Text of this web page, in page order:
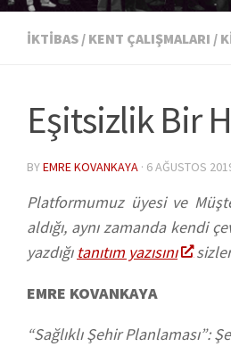
İKTIBAS / KENT ÇALIŞMALARI /
Eşitsizlik Bir
BYEMRE KOVANKAYA · 6 AĞUSTOS
Platformumuz üyesi ve
aldığı, aynı zamanda kendi
yazdığı tanıtım yazısını
EMRE KOVANKAYA
“Sağlıklı Şehir Planlaması”: